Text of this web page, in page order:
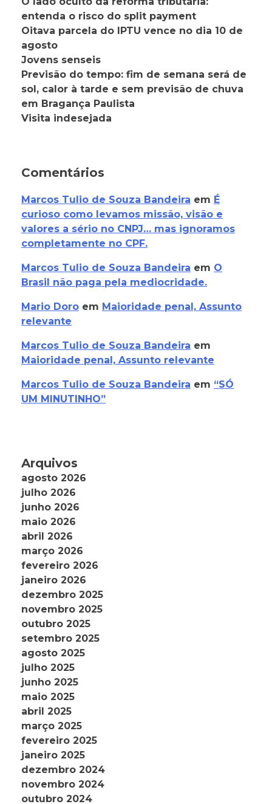
entenda o risco do split payment
Oitava parcela do IPTU vence no dia 10 de
agosto
Jovens senseis
Previsão do tempo: fim de semana será de
sol, calor à tarde e sem previsão de chuva
em Bragança Paulista
Visita indesejada
Comentários
Marcos Tulio de Souza Bandeira em É
curioso como levamos missão, visão e
valores a sério no CNPJ… mas ignoramos
completamente no CPF.
Marcos Tulio de Souza Bandeira em O
Brasil não paga pela mediocridade.
Mario Doro em Maioridade penal, Assunto
relevante
Marcos Tulio de Souza Bandeira em
Maioridade penal, Assunto relevante
Marcos Tulio de Souza Bandeira em “SÓ
UM MINUTINHO”
Arquivos
agosto 2026
julho 2026
junho 2026
maio 2026
abril 2026
março 2026
fevereiro 2026
janeiro 2026
dezembro 2025
novembro 2025
outubro 2025
setembro 2025
agosto 2025
julho 2025
junho 2025
maio 2025
abril 2025
março 2025
fevereiro 2025
janeiro 2025
dezembro 2024
novembro 2024
outubro 2024